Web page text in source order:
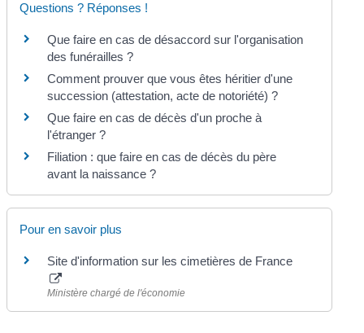
Questions ? Réponses !
Que faire en cas de désaccord sur l'organisation
des funérailles ?
Comment prouver que vous êtes héritier d'une
succession (attestation, acte de notoriété) ?
Que faire en cas de décès d'un proche à
l'étranger ?
Filiation : que faire en cas de décès du père
avant la naissance ?
Pour en savoir plus
Site d'information sur les cimetières de France
Ministère chargé de l'économie